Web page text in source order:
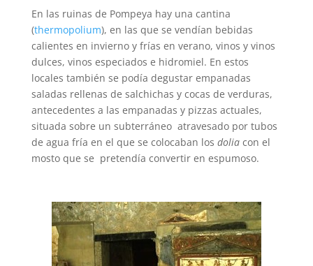
En las ruinas de Pompeya hay una cantina
(thermopolium), en las que se vendían bebidas
calientes en invierno y frías en verano, vinos y vinos
dulces, vinos especiados e hidromiel. En estos
locales también se podía degustar empanadas
saladas rellenas de salchichas y cocas de verduras,
antecedentes a las empanadas y pizzas actuales,
situada sobre un subterráneo atravesado por tubos
de agua fría en el que se colocaban los doliacon el
mosto que se pretendía convertir en espumoso.